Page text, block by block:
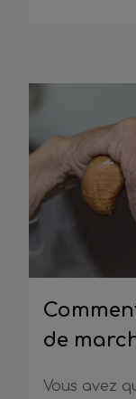
de
Vous avez